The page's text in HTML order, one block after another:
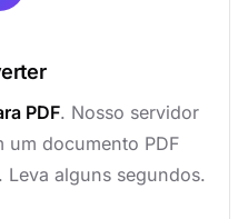
PDF. Nosso servidor
um documento PDF
alguns segundos.